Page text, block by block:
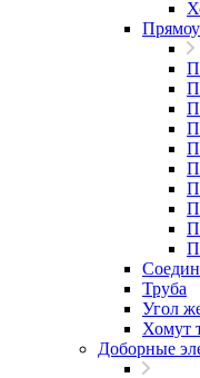
Труба
Угол
Хомут
Доборные